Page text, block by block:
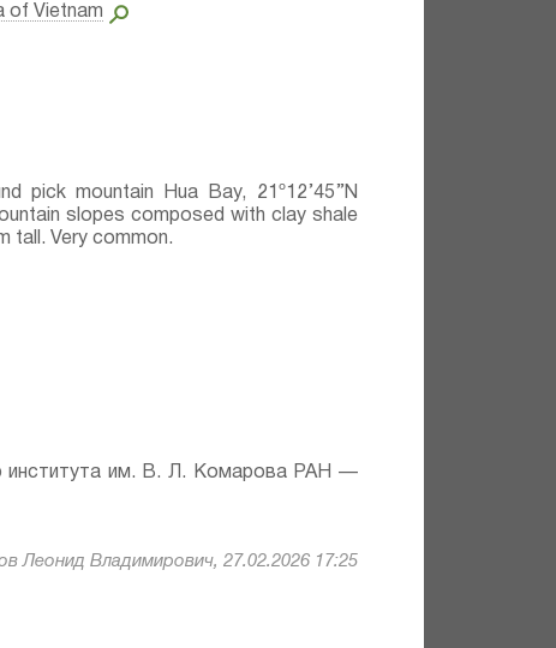
of Vietnam
pick mountain Hua Bay, 21º12’45’’N
slopes composed with clay shale
tall. Very common.
института им. В. Л. Комарова РАН —
Леонид Владимирович, 27.02.2026 17:25